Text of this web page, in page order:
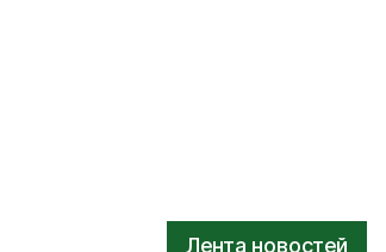
Лента новостей